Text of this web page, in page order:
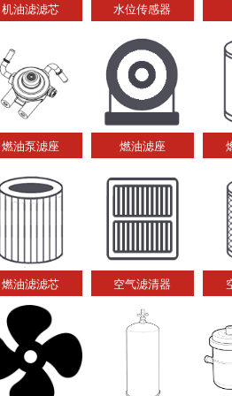
机油滤滤芯 水位传感器
燃油泵滤座 燃油滤座
燃油滤滤芯 空气滤清器